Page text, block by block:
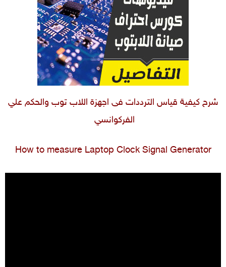
شرح كيفية قياس الترددات فى اجهزة اللاب توب والحكم علي
الفركوانسي
How to measure Laptop Clock Signal Generator